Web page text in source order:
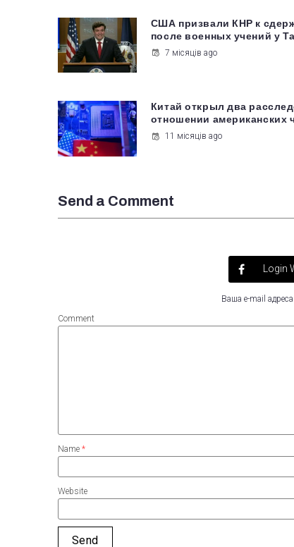
США призвали КНР к
после военных учений у
7 місяців ago
Китай открыл два
отношении американских
11 місяців ago
Send a Comment
Login
Ваша e-mail
Comment
Name *
Website